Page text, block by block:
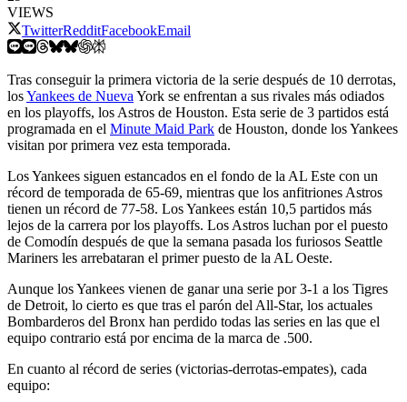
VIEWS
TwitterRedditFacebookEmail
Tras conseguir la primera victoria de la serie después de 10 derrotas,
losYankees de Nueva York se enfrentan a sus rivales más odiados
en los playoffs, los Astros de Houston. Esta serie de 3 partidos está
programada en el Minute Maid Park de Houston, donde los Yankees
visitan por primera vez esta temporada.
Los Yankees siguen estancados en el fondo de la AL Este con un
récord de temporada de 65-69, mientras que los anfitriones Astros
tienen un récord de 77-58. Los Yankees están 10,5 partidos más
lejos de la carrera por los playoffs. Los Astros luchan por el puesto
de Comodín después de que la semana pasada los furiosos Seattle
Mariners les arrebataran el primer puesto de la AL Oeste.
Aunque los Yankees vienen de ganar una serie por 3-1 a los Tigres
de Detroit, lo cierto es que tras el parón del All-Star, los actuales
Bombarderos del Bronx han perdido todas las series en las que el
equipo contrario está por encima de la marca de .500.
En cuanto al récord de series (victorias-derrotas-empates), cada
equipo: